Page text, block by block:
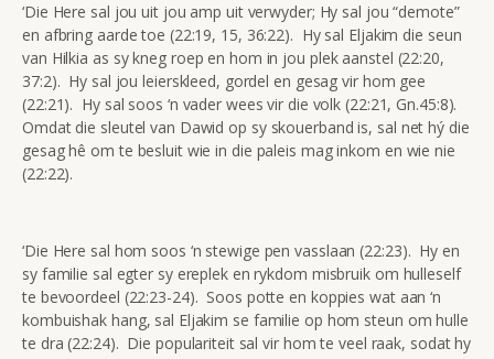
‘Die Here sal jou uit jou amp uit verwyder; Hy sal jou “demote”
en afbring aarde toe (22:19, 15, 36:22). Hy sal Eljakim die seun
van Hilkia as sy kneg roep en hom in jou plek aanstel (22:20,
37:2). Hy sal jou leierskleed, gordel en gesag vir hom gee
(22:21). Hy sal soos ‘n vader wees vir die volk (22:21, Gn.45:8).
Omdat die sleutel van Dawid op sy skouerband is, sal net hý die
gesag hê om te besluit wie in die paleis mag inkom en wie nie
(22:22).
‘Die Here sal hom soos ‘n stewige pen vasslaan (22:23). Hy en
sy familie sal egter sy ereplek en rykdom misbruik om hulleself
te bevoordeel (22:23-24). Soos potte en koppies wat aan ‘n
kombuishak hang, sal Eljakim se familie op hom steun om hulle
te dra (22:24). Die populariteit sal vir hom te veel raak, sodat hy